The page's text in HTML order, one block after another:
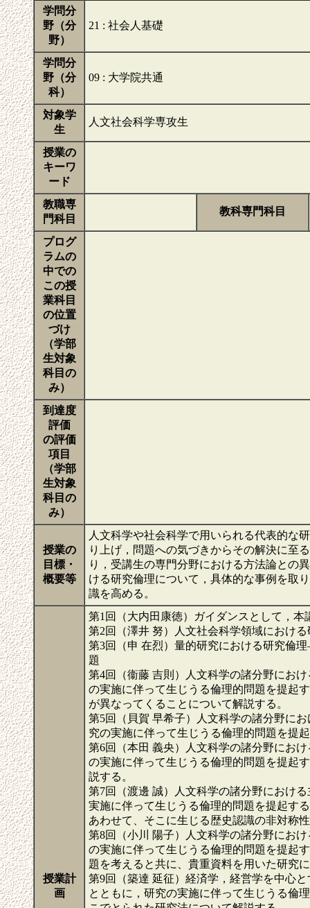
学問分
野（分
野）
21 : 社会人基礎
学問分
野（分
科）
09 : 大学院共通
対象学
生
人文社会科学専攻生
授業の
キーワ
ード
教職専
門科目
教科専門科目
プログ
ラムの
中での
この授
業科目
の位置
づけ
（学部
生対象
科目の
み）
到達度
評価
の評価
項目
（学部
生対象
科目の
み）
授業の
目標・
概要等
人文科学や社会科学で用いられる代表的な
り上げ，問題への気づきからその解決に至
り，受講生の専門分野における方法論との
ける研究倫理について，具体的な事例を取
識を高める。
授業計
画
第1回（大内田康徳）ガイダンスとして，本
第2回（澤井 努）人文社会科学領域におけ
第3回（申 在烈）量的研究における研究倫
題
第4回（衞藤 吉則）人文科学の諸分野にお
の実施に伴って生じうる倫理的問題を提起
が異なってくることについて解説する。
第5回（貝賀 早希子）人文科学の諸分野に
究の実施に伴って生じうる倫理的問題を提
第6回（本田 義央）人文科学の諸分野にお
の実施に伴って生じうる倫理的問題を提起
説する。
第7回（渡邊 誠）人文科学の諸分野におけ
実施に伴って生じうる倫理的問題を提起す
あわせて、そこに生じる歴史認識の非対称
第8回（小川 陽子）人文科学の諸分野にお
の実施に伴って生じうる倫理的問題を提起
題を考えると共に、貴重資料を用いた研究
第9回（築達 延征）経済学，経営学を中心
とともに，研究の実施に伴って生じうる倫